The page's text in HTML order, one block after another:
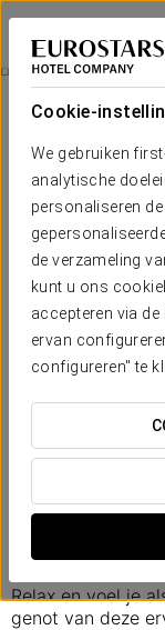
Cookie-
We gebruiken
analytische
personaliseren
de verzameling
kunt u ons
accepteren via
ervan
configureren" te
Áurea Legends
PRAAG
Bier Spa
€ 130
Bier SPA
Geniet van een
Bierbaden zijn al
medische
bloedsomloop
het zenuwstelsel
Relax en voel je
genot van deze